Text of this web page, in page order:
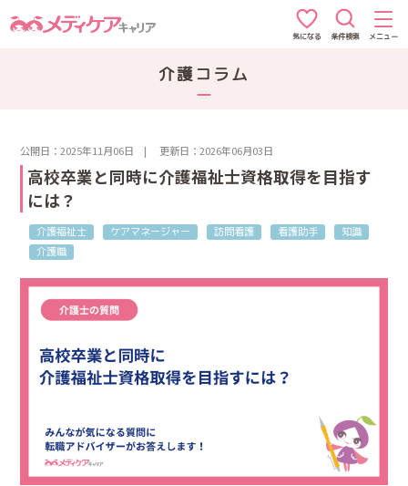
気になる 条件検索 メニュー
介護コラム
公開日：2025年11月06日 |更新日：2026年06月03日
高校卒業と同時に介護福祉士資格取得を目指す
には？
介護福祉士 ケアマネージャー 訪問看護 看護助手
知識
介護職